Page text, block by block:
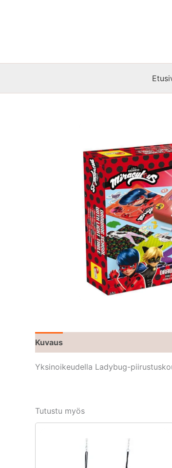
Kuvaus
Yksinoikeudella Ladybug-
Tutustu myös